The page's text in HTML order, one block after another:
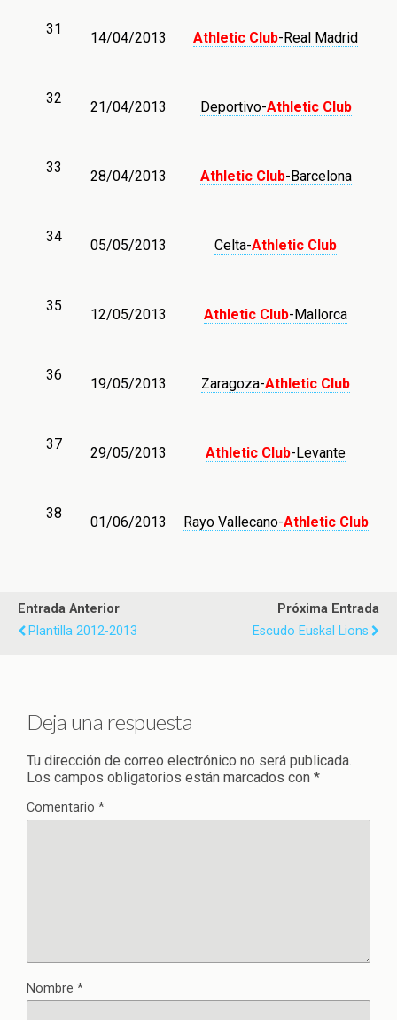
31
14/04/2013 Athletic Club-Real Madrid
32
21/04/2013 Deportivo-Athletic Club
33
28/04/2013 Athletic Club-Barcelona
34
05/05/2013 Celta-Athletic Club
35
12/05/2013 Athletic Club-Mallorca
36
19/05/2013 Zaragoza-Athletic Club
37
29/05/2013 Athletic Club-Levante
38
01/06/2013 Rayo Vallecano-Athletic Club
Entrada Anterior
Plantilla 2012-2013
Próxima Entrada
Escudo Euskal Lions
Deja una respuesta
Tu dirección de correo electrónico no será publicada.
Los campos obligatorios están marcados con *
Comentario *
Nombre *